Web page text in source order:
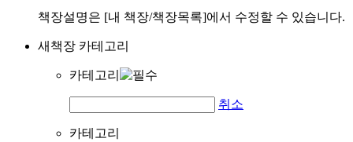
책장설명은 [내 책장/책장목록]에서 수정할 수 있습니다.
새책장 카테고리
카테고리
취소
카테고리